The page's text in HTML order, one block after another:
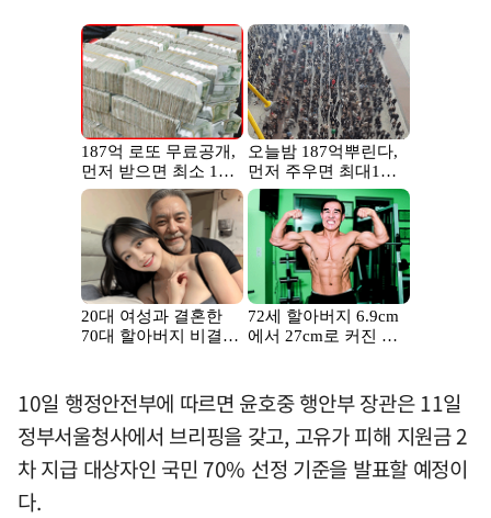
10일 행정안전부에 따르면 윤호중 행안부 장관은 11일
정부서울청사에서 브리핑을 갖고, 고유가 피해 지원금 2
차 지급 대상자인 국민 70% 선정 기준을 발표할 예정이
다.